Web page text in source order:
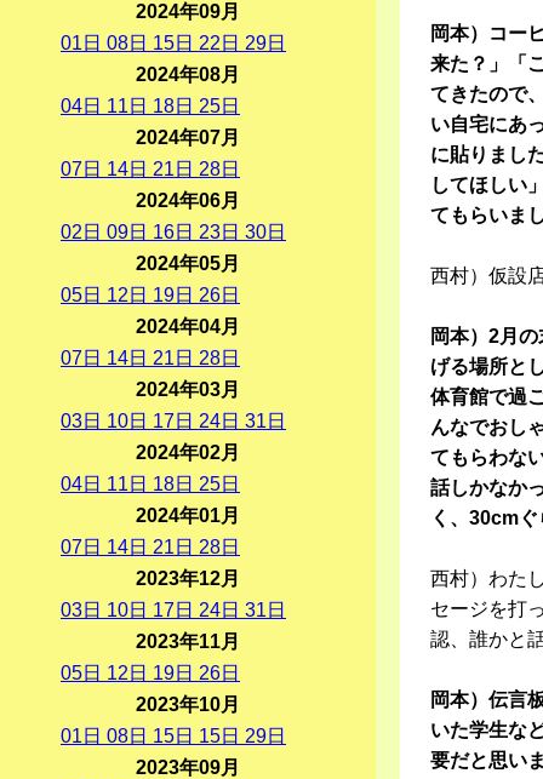
岡本）コー
来た？」「
てきたので
い自宅にあ
に貼りまし
してほしい
てもらいま
西村）仮設
岡本）2月
げる場所と
体育館で過
んなでおし
てもらわな
話しかなか
く、30cm
西村）わた
セージを打
認、誰かと
岡本）伝言
いた学生な
要だと思い
2024年09月
01 日 08日 15日 22 日 29日
2024年08月
04日 11 日 18日 25日
2024年07月
07日 14日 21 日 28日
2024年06月
02 日 09日 16日 23日 30日
2024年05月
05日 12 日 19日 26日
2024年04月
07日 14日 21 日 28日
2024年03月
03日 10日 17日 24日 31 日
2024年02月
04日 11 日 18日 25日
2024年01月
07日 14日 21 日 28日
2023年12月
03日 10日 17日 24日 31 日
2023年11月
05日 12 日 19日 26日
2023年10月
01 日 08日 15日 15日 29日
2023年09月